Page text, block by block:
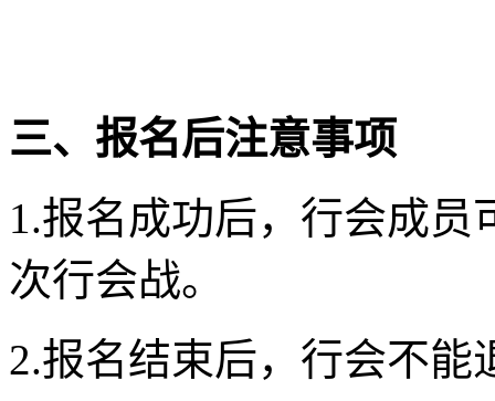
三、报名后注意事项
1.报名成功后，行会成
次行会战。
2.报名结束后，行会不